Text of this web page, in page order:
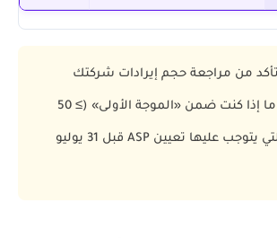
تأكد من مراجعة حجم إيرادات شركتك
السنوي لتحديد ما إذا كنت ضمن «الموجة الأولى» (≥ 50
مليون درهم) والتي يتوجب عليها تعيين ASP قبل 31 يوليو